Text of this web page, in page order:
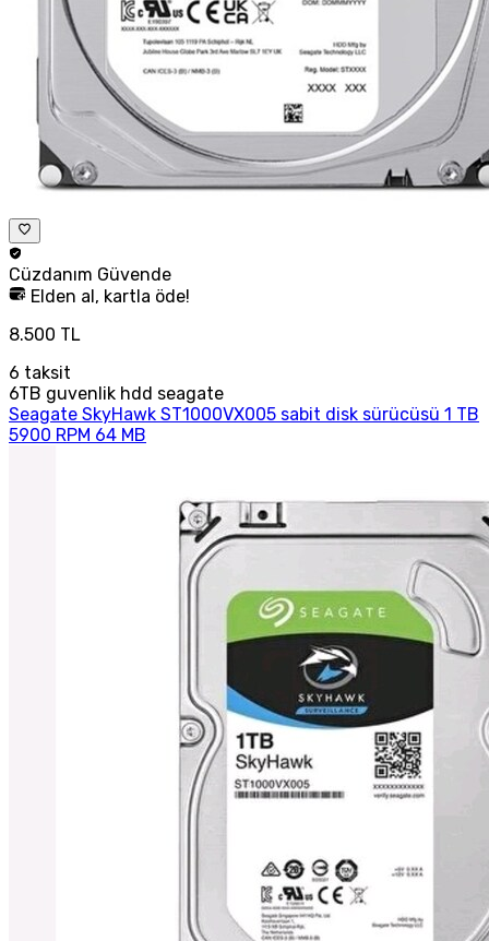
Cüzdanım Güvende
Elden al, kartla öde!
8.500 TL
6 taksit
6TB guvenlik hdd seagate
Seagate SkyHawk ST1000VX005 sabit disk sürücüsü 1 TB
5900 RPM 64 MB